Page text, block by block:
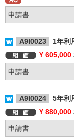
A9I0023
1年利
¥ 605,000
A9I0024
5年利
¥ 880,000